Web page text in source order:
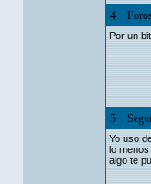
4
Por un
5
Yo uso
lo
algo te